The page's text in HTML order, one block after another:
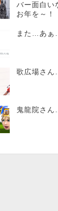
バー面白
お年を～！
また…あぁ
歌広場さん
鬼龍院さん